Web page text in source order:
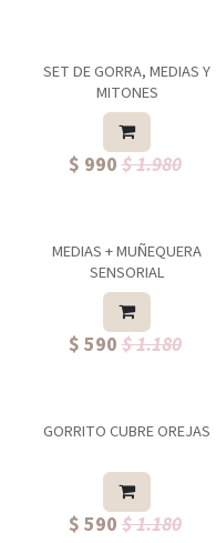
SET DE GORRA, MEDIAS Y
MITONES
$ 990$ 1.980
MEDIAS + MUÑEQUERA
SENSORIAL
$ 590$ 1.180
GORRITO CUBRE OREJAS
$ 590$ 1.180